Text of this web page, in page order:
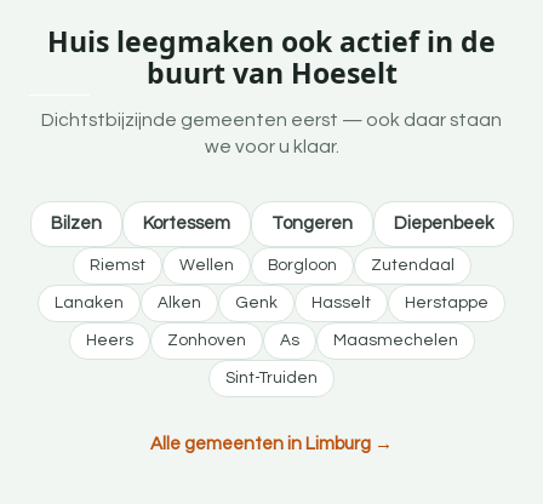
Huis leegmaken ook actief in de
buurt van Hoeselt
Dichtstbijzijnde gemeenten eerst — ook daar staan
we voor u klaar.
Bilzen Kortessem Tongeren Diepenbeek
Riemst Wellen Borgloon Zutendaal
Lanaken Alken Genk Hasselt Herstappe
Heers Zonhoven As Maasmechelen
Sint-Truiden
Alle gemeenten in Limburg →